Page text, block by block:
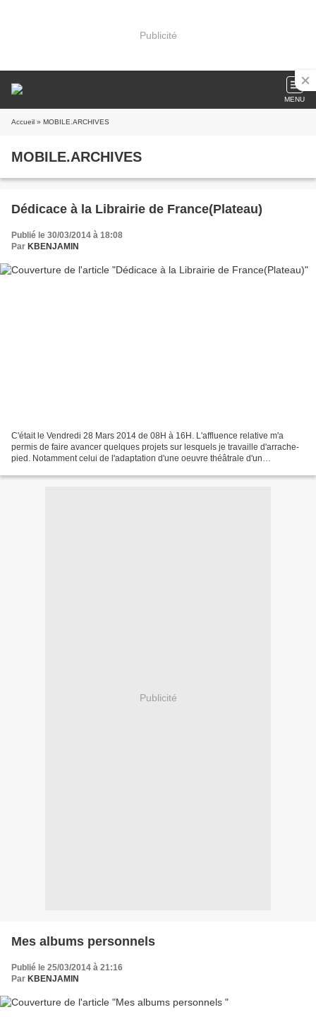
Publicité
MENU
Accueil » MOBILE.ARCHIVES
MOBILE.ARCHIVES
Dédicace à la Librairie de France(Plateau)
Publié le 30/03/2014 à 18:08
Par KBENJAMIN
C'était le Vendredi 28 Mars 2014 de 08H à 16H. L'affluence relative m'a
permis de faire avancer quelques projets sur lesquels je travaille d'arrache-
pied. Notamment celui de l'adaptation d'une oeuvre théâtrale d'un
Publicité
Mes albums personnels
Publié le 25/03/2014 à 21:16
Par KBENJAMIN